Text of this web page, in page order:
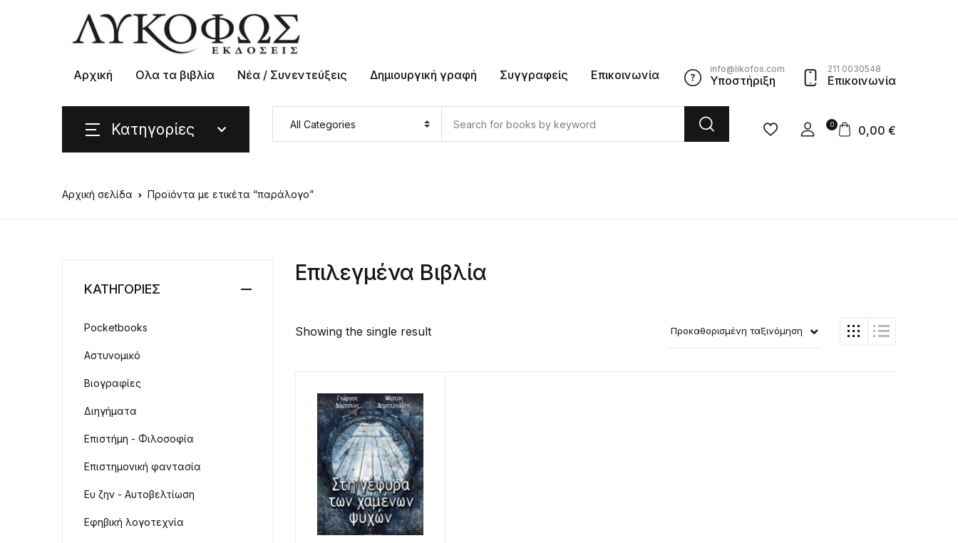
Αρχική Ολα τα βιβλία Νέα / Συνεντεύξεις Δημιουργική γραφή Συγγραφείς Επικοινωνία info@likofos.com
Υποστήριξη
211 0030548
Επικοινωνία
Κατηγορίες 0 0,00 €
Αρχική σελίδα Προϊόντα με ετικέτα “παράλογο”
Επιλεγμένα Βιβλία
Showing the single result Προκαθορισμένη ταξινόμηση
ΚΑΤΗΓΟΡΙΕΣ
Pocketbooks
Αστυνομικό
Βιογραφίες
Διηγήματα
Επιστήμη - Φιλοσοφία
Επιστημονική φαντασία
Ευ ζην - Αυτοβελτίωση
Εφηβική λογοτεχνία